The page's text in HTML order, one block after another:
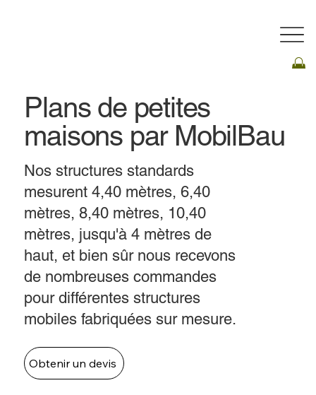
Nos structures standards
mesurent 4,40 mètres, 6,40
mètres, 8,40 mètres, 10,40
mètres, jusqu'à 4 mètres de
haut, et bien sûr nous recevons
de nombreuses commandes
pour différentes structures
mobiles fabriquées sur mesure.
Plans de petites
maisons par MobilBau
Obtenir un devis